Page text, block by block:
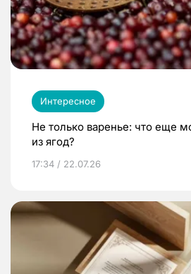
Интересное
Не только варенье: что еще
из ягод?
17:34 / 22.07.26